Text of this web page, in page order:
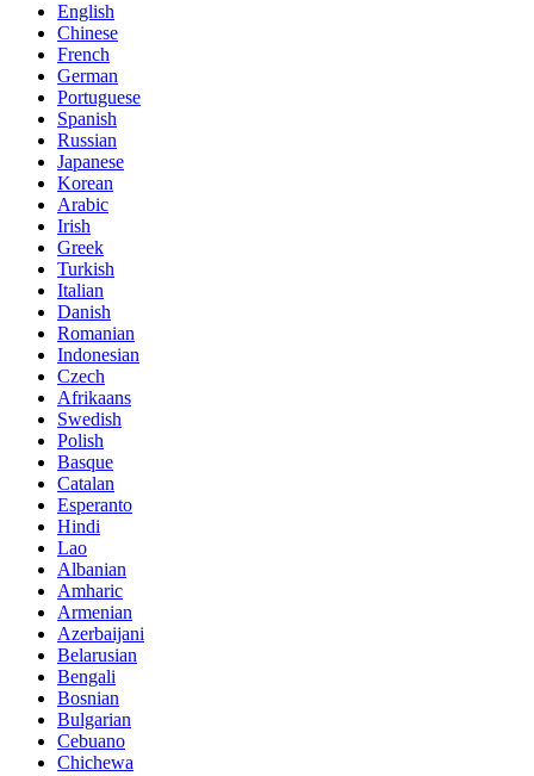
English
Chinese
French
German
Portuguese
Spanish
Russian
Japanese
Korean
Arabic
Irish
Greek
Turkish
Italian
Danish
Romanian
Indonesian
Czech
Afrikaans
Swedish
Polish
Basque
Catalan
Esperanto
Hindi
Lao
Albanian
Amharic
Armenian
Azerbaijani
Belarusian
Bengali
Bosnian
Bulgarian
Cebuano
Chichewa